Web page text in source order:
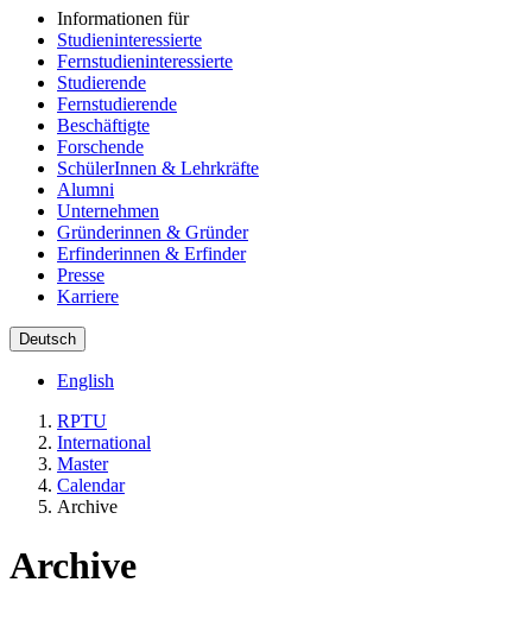
Informationen für
Studieninteressierte
Fernstudieninteressierte
Studierende
Fernstudierende
Beschäftigte
Forschende
SchülerInnen & Lehrkräfte
Alumni
Unternehmen
Gründerinnen & Gründer
Erfinderinnen & Erfinder
Presse
Karriere
Deutsch
English
RPTU
International
Master
Calendar
Archive
Archive